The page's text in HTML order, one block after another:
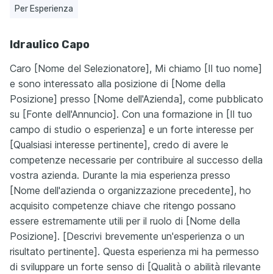
Per Esperienza
Idraulico Capo
Caro [Nome del Selezionatore], Mi chiamo [Il tuo nome]
e sono interessato alla posizione di [Nome della
Posizione] presso [Nome dell'Azienda], come pubblicato
su [Fonte dell'Annuncio]. Con una formazione in [Il tuo
campo di studio o esperienza] e un forte interesse per
[Qualsiasi interesse pertinente], credo di avere le
competenze necessarie per contribuire al successo della
vostra azienda. Durante la mia esperienza presso
[Nome dell'azienda o organizzazione precedente], ho
acquisito competenze chiave che ritengo possano
essere estremamente utili per il ruolo di [Nome della
Posizione]. [Descrivi brevemente un'esperienza o un
risultato pertinente]. Questa esperienza mi ha permesso
di sviluppare un forte senso di [Qualità o abilità rilevante